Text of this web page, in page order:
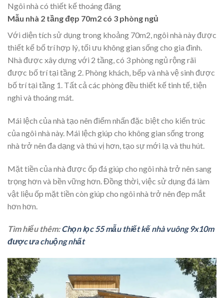
Ngôi nhà có thiết kế thoáng đãng
Mẫu nhà 2 tầng đẹp 70m2 có 3 phòng ngủ
Với diện tích sử dụng trong khoảng 70m2, ngôi nhà này được
thiết kế bố trí hợp lý, tối ưu không gian sống cho gia đình.
Nhà được xây dựng với 2 tầng, có 3 phòng ngủ rộng rãi
được bố trí tại tầng 2. Phòng khách, bếp và nhà vệ sinh được
bố trí tại tầng 1. Tất cả các phòng đều thiết kế tinh tế, tiện
nghi và thoáng mát.
Mái lệch của nhà tạo nên điểm nhấn đặc biệt cho kiến trúc
của ngôi nhà này. Mái lệch giúp cho không gian sống trong
nhà trở nên đa dạng và thú vị hơn, tạo sự mới lạ và thu hút.
Mặt tiền của nhà được ốp đá giúp cho ngôi nhà trở nên sang
trọng hơn và bền vững hơn. Đồng thời, việc sử dụng đá làm
vật liệu ốp mặt tiền còn giúp cho ngôi nhà trở nên đẹp mắt
hơn hơn.
Tìm hiểu thêm:Chọn lọc 55 mẫu thiết kế nhà vuông 9x10m
được ưa chuộng nhất